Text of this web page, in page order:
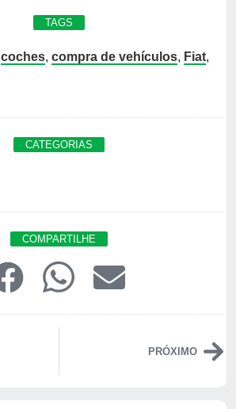
TAGS
coches, compra de vehículos, Fiat,
CATEGORIAS
COMPARTILHE
PRÓXIMO